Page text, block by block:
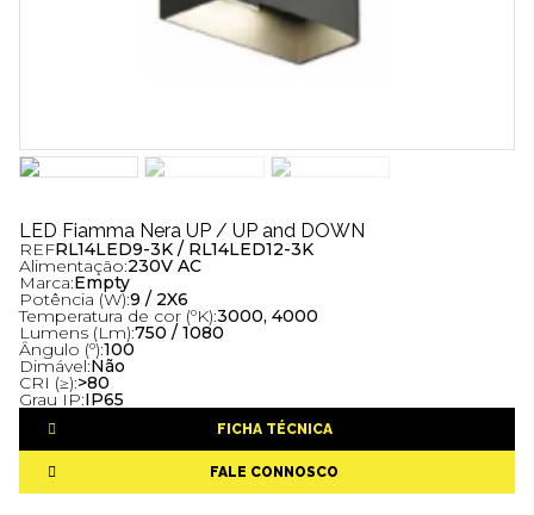
LED Fiamma Nera UP / UP and DOWN
REFRL14LED9-3K / RL14LED12-3K
Alimentação:230V AC
Marca:Empty
Potência (W):9 / 2X6
Temperatura de cor (ºK):3000, 4000
Lumens (Lm):750 / 1080
Ângulo (º):100
Dimável:Não
CRI (≥):>80
Grau IP:IP65
FICHA TÉCNICA
FALE CONNOSCO